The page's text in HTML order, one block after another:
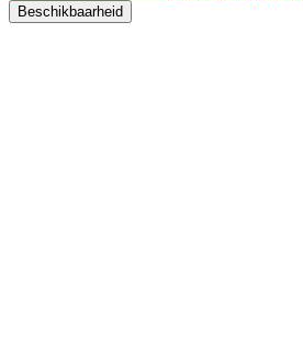
Beschikbaarheid